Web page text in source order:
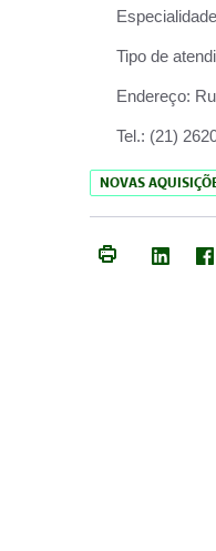
Tipo de
Endereço:
Tel.: (21)
NOVAS